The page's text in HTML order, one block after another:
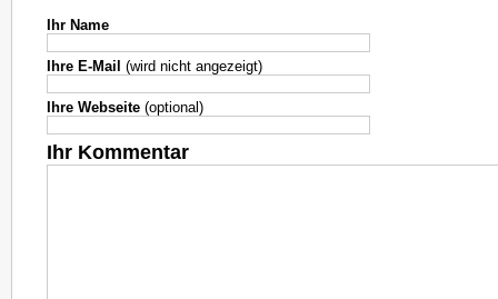
Ihr Name
Ihre E-Mail (wird nicht angezeigt)
Ihre Webseite (optional)
Ihr Kommentar